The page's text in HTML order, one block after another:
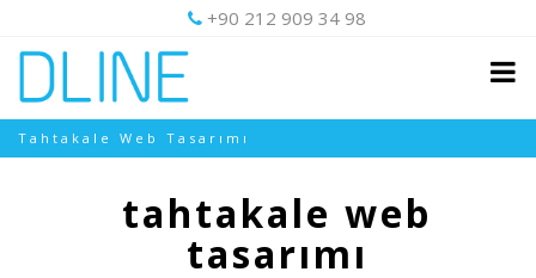
+90 212 909 34 98
Tahtakale Web Tasarımı
tahtakale web
tasarımı